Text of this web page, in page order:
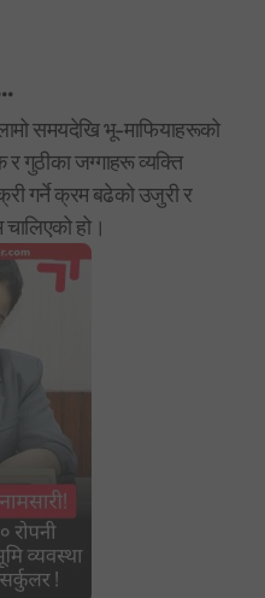
समयदेखि भू-माफियाहरूको
र गुठीका जग्गाहरू व्यक्ति
गर्ने क्रम बढेको उजुरी र
हो।